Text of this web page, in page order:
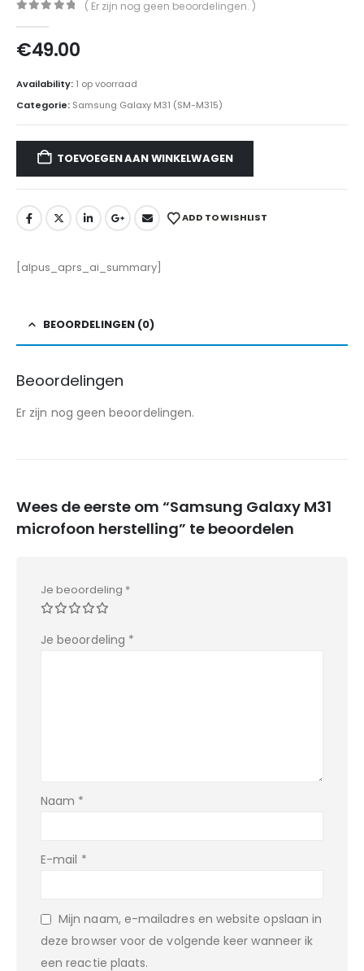
( Er zijn nog geen beoordelingen. )
€49.00
Availability: 1 op voorraad
Categorie: Samsung Galaxy M31 (SM-M315)
TOEVOEGEN AAN WINKELWAGEN
ADD TO WISHLIST
[alpus_aprs_ai_summary]
BEOORDELINGEN (0)
Beoordelingen
Er zijn nog geen beoordelingen.
Wees de eerste om “Samsung Galaxy M31
microfoon herstelling” te beoordelen
Je beoordeling *
Je beoordeling *
Naam *
E-mail *
Mijn naam, e-mailadres en website opslaan in
deze browser voor de volgende keer wanneer ik
een reactie plaats.